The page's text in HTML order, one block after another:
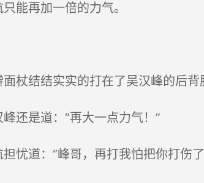
能再加一倍的力气。
杖结结实实的打在了吴汉峰的后背
还是道：“再大一点力气！”
忧道：“峰哥，再打我怕把你打伤